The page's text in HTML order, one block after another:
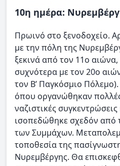
10η ημέρα:
Πρωινό στο ξενοδοχείο.
με την πόλη της
ξεκινά από τον 11ο αιώνα,
συχνότερα με τον 20ο
τον Β’ Παγκόσμιο
όπου οργανώθηκαν
ναζιστικές
ισοπεδώθηκε σχεδόν από
των Συμμάχων.
τοποθεσία της
Νυρεμβέργης. Θα